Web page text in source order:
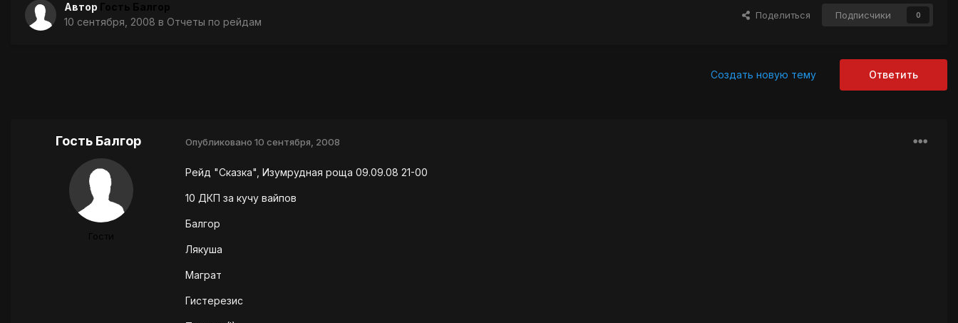
Автор
10 сентября, 2008 в Отчеты по рейдам
Поделиться Подписчики 0
Ответить
Создать новую тему
Гость Балгор Опубликовано 10 сентября, 2008
Рейд "Сказка", Изумрудная роща 09.09.08 21-00
10 ДКП за кучу вайпов
Балгор
Лякуша
Маграт
Гистерезис